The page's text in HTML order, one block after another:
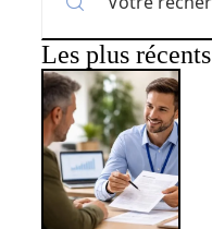
Les plus récents